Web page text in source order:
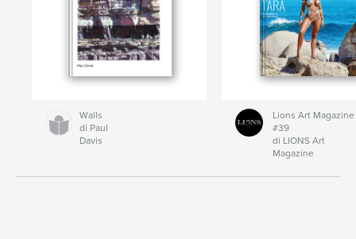
Walls
di Paul
Davis
Lions Art Magazine
#39
di LIONS Art
Magazine